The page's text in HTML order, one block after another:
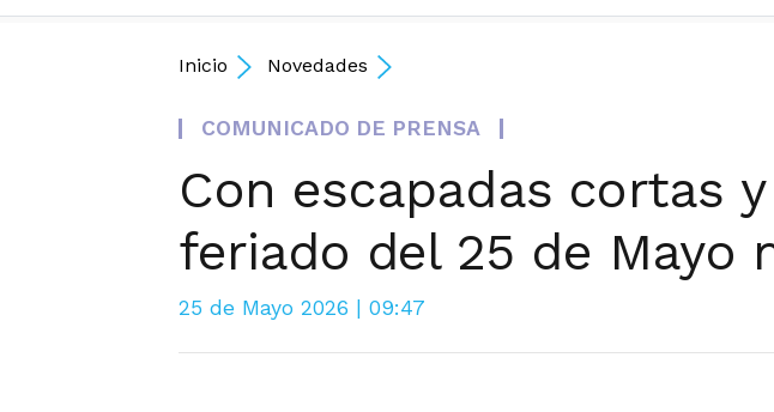
Inicio Novedades
COMUNICADO DE PRENSA
Con escapadas cortas
feriado del 25 de Mayo
25 de Mayo 2026 | 09:47